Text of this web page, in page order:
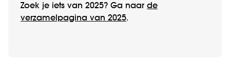
Zoek je iets van 2025? Ga naar de
verzamelpagina van 2025.